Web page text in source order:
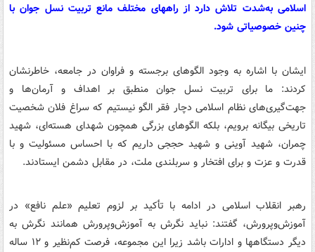
اسلامی به‌شدت تلاش دارد از راههای مختلف مانع تربیت نسل جوان با
چنین خصوصیاتی شود.
ایشان با اشاره به وجود الگوهای برجسته و فراوان در جامعه، خاطرنشان
کردند: ما برای تربیت نسل جوان منطبق بر اهداف و آرمان‌ها و
جهت‌گیری‌های نظام اسلامی دچار فقر الگو نیستیم که سراغ فلان شخصیت
تاریخی بیگانه برویم، بلکه الگوهای بزرگی همچون شهدای هسته‌ای، شهید
چمران، شهید آوینی و شهید حججی داریم که با احساس مسئولیت و با
قدرت و عزت و برای افتخار و سربلندی ملت، در مقابل دشمن ایستادند.
رهبر انقلاب اسلامی در ادامه با تأکید بر لزوم تعلیم «علم نافع» در
آموزش‌وپرورش، گفتند: نباید نگرش به آموزش‌وپرورش همانند نگرش به
دیگر دستگاهها و ادارات باشد زیرا این مجموعه، فرصت کم‌نظیر و ۱۲ ساله